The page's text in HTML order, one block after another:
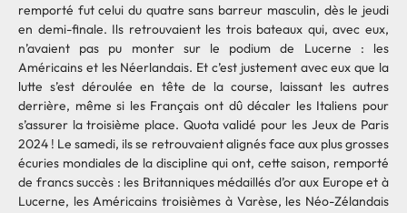
remporté fut celui du quatre sans barreur masculin, dès le jeudi
en demi-finale. Ils retrouvaient les trois bateaux qui, avec eux,
n’avaient pas pu monter sur le podium de Lucerne : les
Américains et les Néerlandais. Et c’est justement avec eux que la
lutte s’est déroulée en tête de la course, laissant les autres
derrière, même si les Français ont dû décaler les Italiens pour
s’assurer la troisième place. Quota validé pour les Jeux de Paris
2024 ! Le samedi, ils se retrouvaient alignés face aux plus grosses
écuries mondiales de la discipline qui ont, cette saison, remporté
de francs succès : les Britanniques médaillés d’or aux Europe et à
Lucerne, les Américains troisièmes à Varèse, les Néo-Zélandais